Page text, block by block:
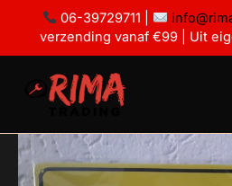
06-39729711 |
verzending vanaf €99 | Uit
elke
relatie
komt
eens
voor.
aantal